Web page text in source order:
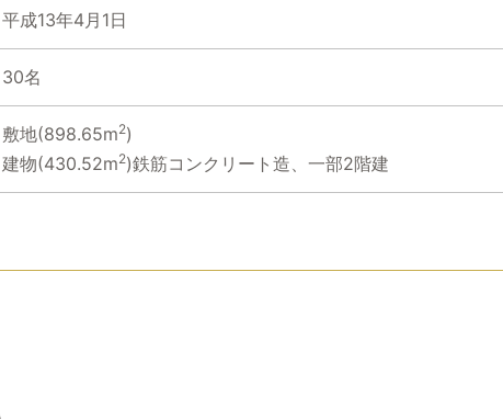
平成13年4月1日
30名
敷地(898.65m2)
建物(430.52m2)鉄筋コンクリート造、一部2階建